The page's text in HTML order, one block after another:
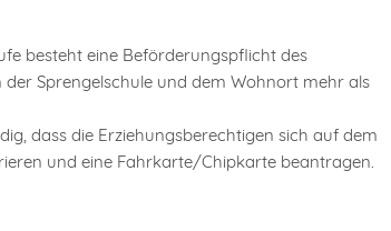
besteht eine Beförderungspflicht des
Sprengelschule und dem Wohnort mehr als
dass die Erziehungsberechtigen sich auf dem
und eine Fahrkarte/Chipkarte beantragen.